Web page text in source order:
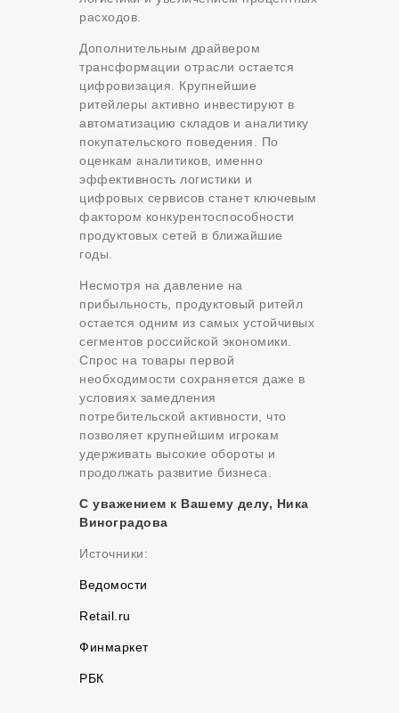
расходов.
Дополнительным драйвером
трансформации отрасли остается
цифровизация. Крупнейшие
ритейлеры активно инвестируют в
автоматизацию складов и аналитику
покупательского поведения. По
оценкам аналитиков, именно
эффективность логистики и
цифровых сервисов станет ключевым
фактором конкурентоспособности
продуктовых сетей в ближайшие
годы.
Несмотря на давление на
прибыльность, продуктовый ритейл
остается одним из самых устойчивых
сегментов российской экономики.
Спрос на товары первой
необходимости сохраняется даже в
условиях замедления
потребительской активности, что
позволяет крупнейшим игрокам
удерживать высокие обороты и
продолжать развитие бизнеса.
С уважением к Вашему делу, Ника
Виноградова
Источники:
Ведомости
Retail.ru
Финмаркет
РБК